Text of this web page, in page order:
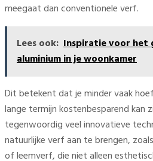
meegaat dan conventionele verf.
Lees ook: Inspiratie voor het
aluminium in je woonkamer
Dit betekent dat je minder vaak
lange termijn kostenbesparend kan
tegenwoordig veel innovatieve
natuurlijke verf aan te brengen,
of leemverf, die niet alleen